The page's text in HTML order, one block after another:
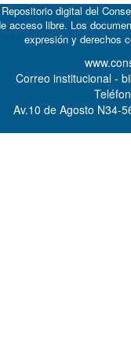
digital del
acceso libre. Los
expresión y derechos
Correo institucional -
Av.10 de Agosto N34-